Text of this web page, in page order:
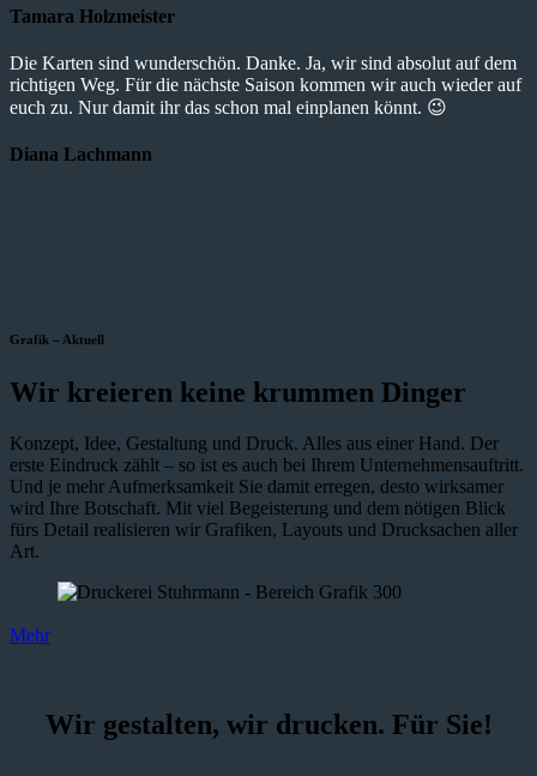
Tamara Holzmeister
Die Karten sind wunderschön. Danke. Ja, wir sind absolut auf dem
richtigen Weg. Für die nächste Saison kommen wir auch wieder auf
euch zu. Nur damit ihr das schon mal einplanen könnt. 😉
Diana Lachmann
Grafik – Aktuell
Wir kreieren keine krummen Dinger
Konzept, Idee, Gestaltung und Druck. Alles aus einer Hand. Der
erste Eindruck zählt – so ist es auch bei Ihrem Unternehmensauftritt.
Und je mehr Aufmerksamkeit Sie damit erregen, desto wirksamer
wird Ihre Botschaft. Mit viel Begeisterung und dem nötigen Blick
fürs Detail realisieren wir Grafiken, Layouts und Drucksachen aller
Art.
Mehr
Wir gestalten, wir drucken. Für Sie!